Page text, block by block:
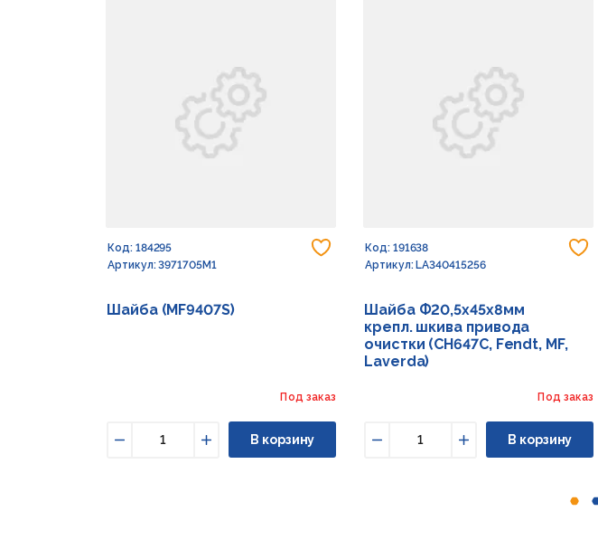
Добавить в избранное
Код: 184295
Артикул: 3971705M1
Шайба (MF9407S)
Под заказ
Увеличить
В корзину
Код: 191638
Артикул: LA340415256
Шайба Ф20,5х45х8мм
крепл. шкива привода
очистки (CH647C, Fendt, MF,
Laverda)
Под заказ
Увеличить
В корзину